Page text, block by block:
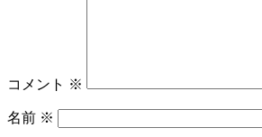
コメント ※
名前 ※